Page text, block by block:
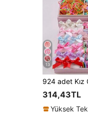
13
314,43TL